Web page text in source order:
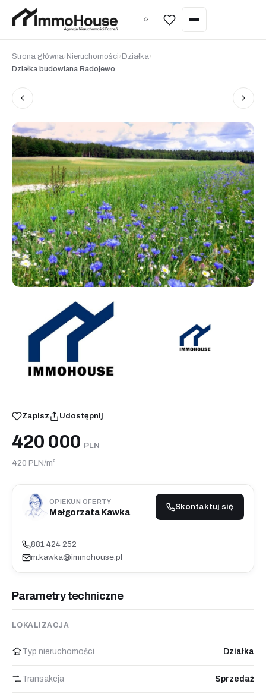
Wycena nieruchomości
Wynajem nieruchomości
Zarządzanie najmem
Wycena nieruchomości
Home staging
Inwestycje pod najem (Poznań)
Nieruchomości w Hiszpanii
Strona główna› Nieruchomości› Działka›
Działka budowlana Radojewo
Zapisz Udostępnij
420 000 PLN
420 PLN/m²
OPIEKUN OFERTY
Małgorzata Kawka
Skontaktuj się
881 424 252
m.kawka@immohouse.pl
Parametry techniczne
LOKALIZACJA
Typ nieruchomości Działka
Transakcja Sprzedaż